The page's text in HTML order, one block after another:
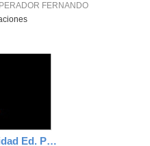
FERNANDO
Vídeo festival de navidad Ed. Primaria 4ºA